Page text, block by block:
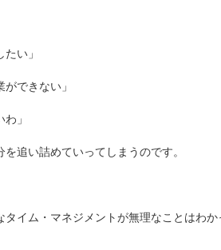
い」
できない」
」
追い詰めていってしまうのです。
イム・マネジメントが無理なことはわか